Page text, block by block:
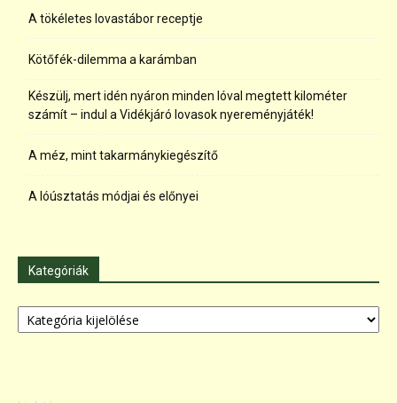
A tökéletes lovastábor receptje
Kötőfék-dilemma a karámban
Készülj, mert idén nyáron minden lóval megtett kilométer
számít – indul a Vidékjáró lovasok nyereményjáték!
A méz, mint takarmánykiegészítő
A lóúsztatás módjai és előnyei
Kategóriák
Kategóriák